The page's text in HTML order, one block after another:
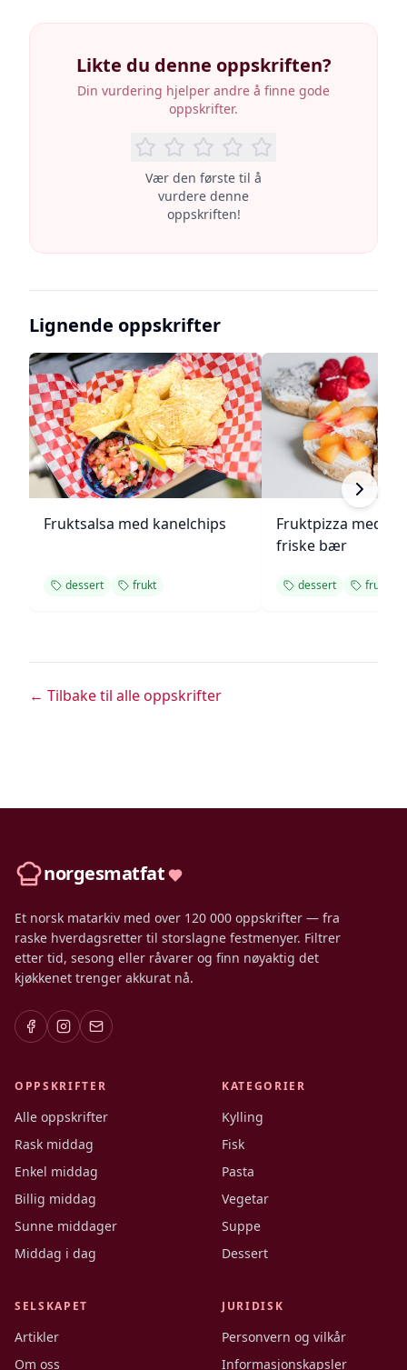
Likte du denne oppskriften?
Din vurdering hjelper andre å finne gode
oppskrifter.
Vær den første til å
vurdere denne
oppskriften!
Lignende oppskrifter
Fruktsalsa med kanelchips
dessert frukt
Fruktpizza med
friske bær
dessert frukt
← Tilbake til alle oppskrifter
norgesmatfat
Et norsk matarkiv med over 120 000 oppskrifter — fra
raske hverdagsretter til storslagne festmenyer. Filtrer
etter tid, sesong eller råvarer og finn nøyaktig det
kjøkkenet trenger akkurat nå.
OPPSKRIFTER
Alle oppskrifter
Rask middag
Enkel middag
Billig middag
Sunne middager
Middag i dag
KATEGORIER
Kylling
Fisk
Pasta
Vegetar
Suppe
Dessert
SELSKAPET
Artikler
Om oss
JURIDISK
Personvern og vilkår
Informasjonskapsler